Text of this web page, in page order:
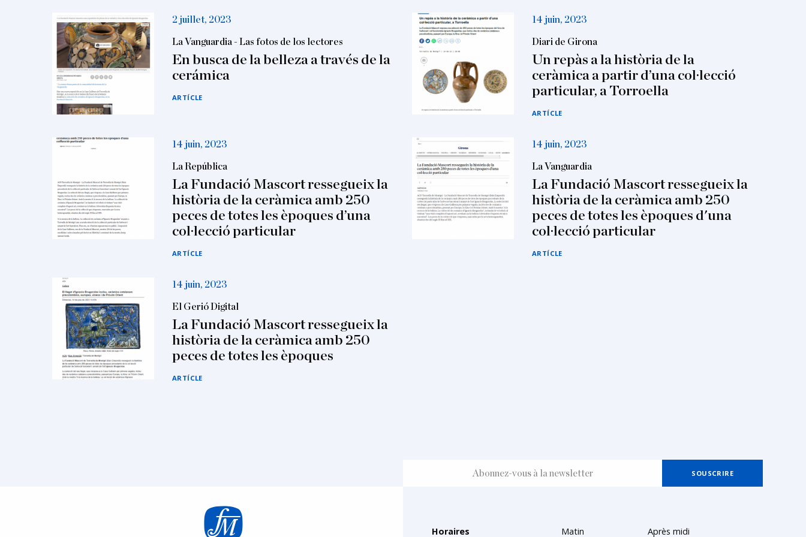
2 juillet, 2023
La Vanguardia - Las fotos de los lectores
En busca de la belleza a través de la
cerámica
ARTÍCLE
14 juin, 2023
Diari de Girona
Un repàs a la història de la
ceràmica a partir d’una col·lecció
particular, a Torroella
ARTÍCLE
14 juin, 2023
La República
La Fundació Mascort ressegueix la
història de la ceràmica amb 250
peces de totes les èpoques d’una
col·lecció particular
ARTÍCLE
14 juin, 2023
La Vanguardia
La Fundació Mascort ressegueix la
història de la ceràmica amb 250
peces de totes les èpoques d'una
col·lecció particular
ARTÍCLE
14 juin, 2023
El Gerió Digital
La Fundació Mascort ressegueix la
història de la ceràmica amb 250
peces de totes les èpoques
ARTÍCLE
Horaires Matin Après midi